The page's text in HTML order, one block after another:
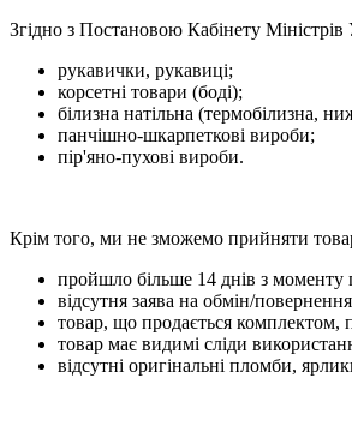
Згідно з Постановою Кабінету Міністрів
рукавички, рукавиці;
корсетні товари (боді);
білизна натільна (термобілизна,
панчішно-шкарпеткові вироби;
пір'яно-пухові вироби.
Крім того, ми не зможемо прийняти
пройшло більше 14 днів з
відсутня заява на обмін/
товар, що продається комплектом,
товар має видимі сліди
відсутні оригінальні пломби,